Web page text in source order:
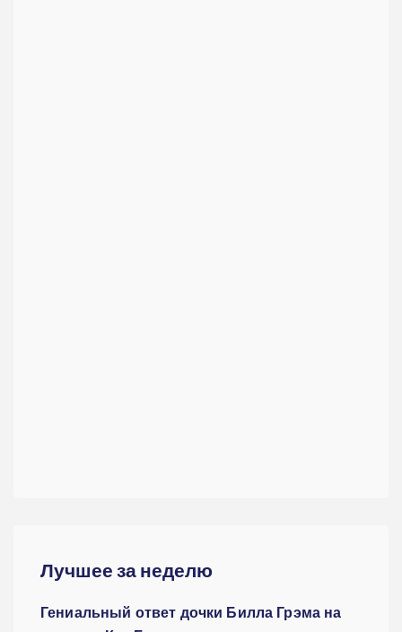
Лучшее за неделю
Гениальный ответ дочки Билла Грэма на